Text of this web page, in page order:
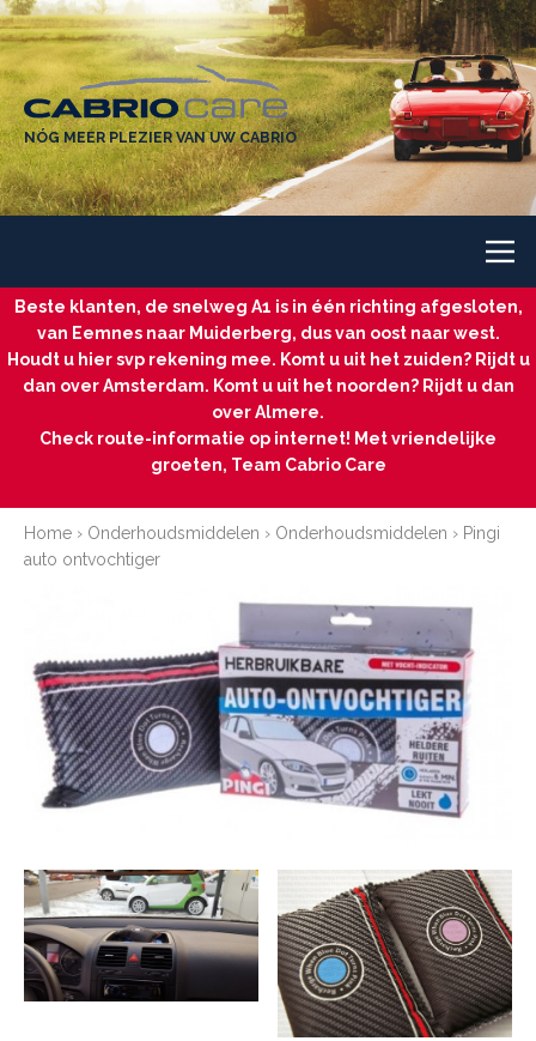
NÓG MEER PLEZIER VAN UW CABRIO
Beste klanten, de snelweg A1 is in één richting afgesloten,
van Eemnes naar Muiderberg, dus van oost naar west.
Houdt u hier svp rekening mee. Komt u uit het zuiden? Rijdt u
dan over Amsterdam. Komt u uit het noorden? Rijdt u dan
over Almere.
Check route-informatie op internet! Met vriendelijke
groeten, Team Cabrio Care
Home › Onderhoudsmiddelen › Onderhoudsmiddelen › Pingi
auto ontvochtiger